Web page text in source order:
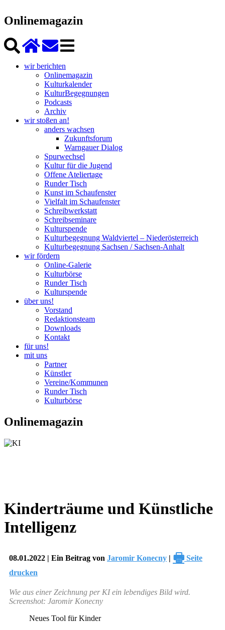
Onlinemagazin
wir berichten
Onlinemagazin
Kulturkalender
KulturBegegnungen
Podcasts
Archiv
wir stoßen an!
anders wachsen
Zukunftsforum
Warngauer Dialog
Spurwechsel
Kultur für die Jugend
Offene Ateliertage
Runder Tisch
Kunst im Schaufenster
Vielfalt im Schaufenster
Schreibwerkstatt
Schreibseminare
Kulturspende
Kulturbegegnung Waldviertel – Niederösterreich
Kulturbegegnung Sachsen / Sachsen-Anhalt
wir fördern
Online-Galerie
Kulturbörse
Runder Tisch
Kulturspende
über uns!
Vorstand
Redaktionsteam
Downloads
Kontakt
für uns!
mit uns
Partner
Künstler
Vereine/Kommunen
Runder Tisch
Kulturbörse
Onlinemagazin
Kinderträume und Künstliche
Intelligenz
08.01.2022 | Ein Beitrag von Jaromir Konecny | 🖶 Seite
drucken
Wie aus einer Zeichnung per KI ein lebendiges Bild wird.
Screenshot: Jaromir Konecny
Neues Tool für Kinder